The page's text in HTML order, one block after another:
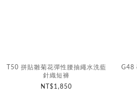
T50 拼貼雛菊花彈性腰抽繩水洗藍
針織短褲
NT$1,850
G48